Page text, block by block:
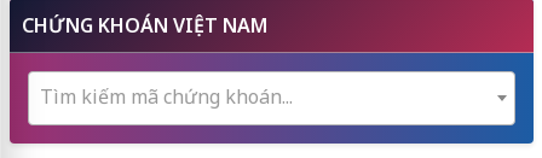
CHỨNG KHOÁN VIỆT NAM
Tìm kiếm mã chứng khoán...